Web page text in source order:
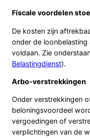
Fiscale voordelen
De kosten zijn
onder de loonbelasting
voldaan. Zie
Belastingdienst).
Arbo-verstrekkingen
Onder verstrekkingen
beloningsvoordeel
vergoedingen of
verplichtingen van de